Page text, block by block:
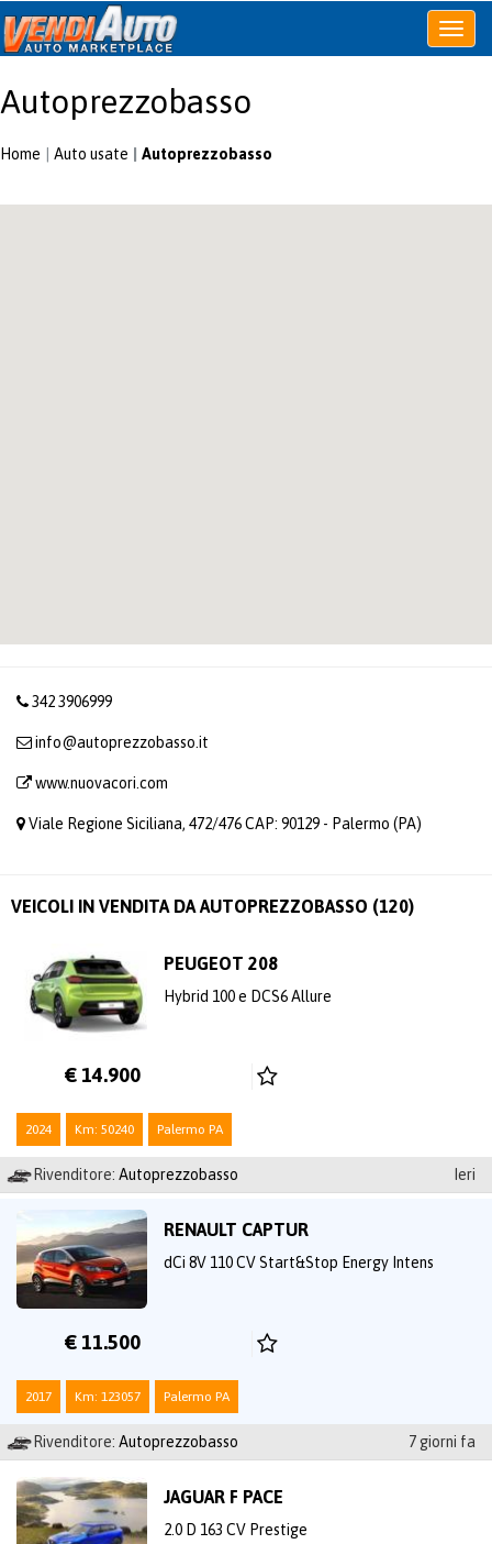
Apri
o
Autoprezzobasso
Home Auto usate Autoprezzobasso
342 3906999
info@autoprezzobasso.it
www.nuovacori.com
Viale Regione Siciliana, 472/476 CAP: 90129 - Palermo (PA)
VEICOLI IN VENDITA DA AUTOPREZZOBASSO (120)
PEUGEOT 208
Hybrid 100 e DCS6 Allure
€ 14.900
2024 Km: 50240 Palermo PA
Rivenditore: Autoprezzobasso Ieri
RENAULT CAPTUR
dCi 8V 110 CV Start&Stop Energy Intens
€ 11.500
2017 Km: 123057 Palermo PA
Rivenditore: Autoprezzobasso 7 giorni fa
JAGUAR F PACE
2.0 D 163 CV Prestige